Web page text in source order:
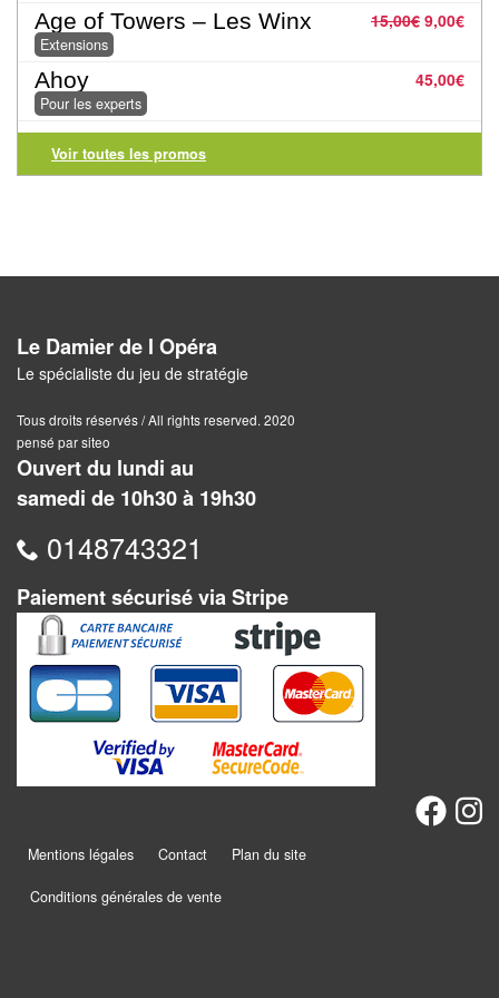
Pour
2
Joueurs
Ambiance
Coopératif
Escape
/
Enquête
Jeux
évolutifs
Jeux
Casse-
têtes
Accessoires
Backgammon
traditionnels
Dominos
15,00€ 9,00€
Age of Towers – Les Winx
Extensions
45,00€
Ahoy
Pour les experts
Voir toutes les promos
Le Damier de l Opéra
Le spécialiste du jeu de stratégie
Tous droits réservés / All rights reserved. 2020
pensé par siteo
Ouvert du lundi au
samedi de 10h30 à 19h30
0148743321
Paiement sécurisé via Stripe
Mentions légales Contact Plan du site
Conditions générales de vente